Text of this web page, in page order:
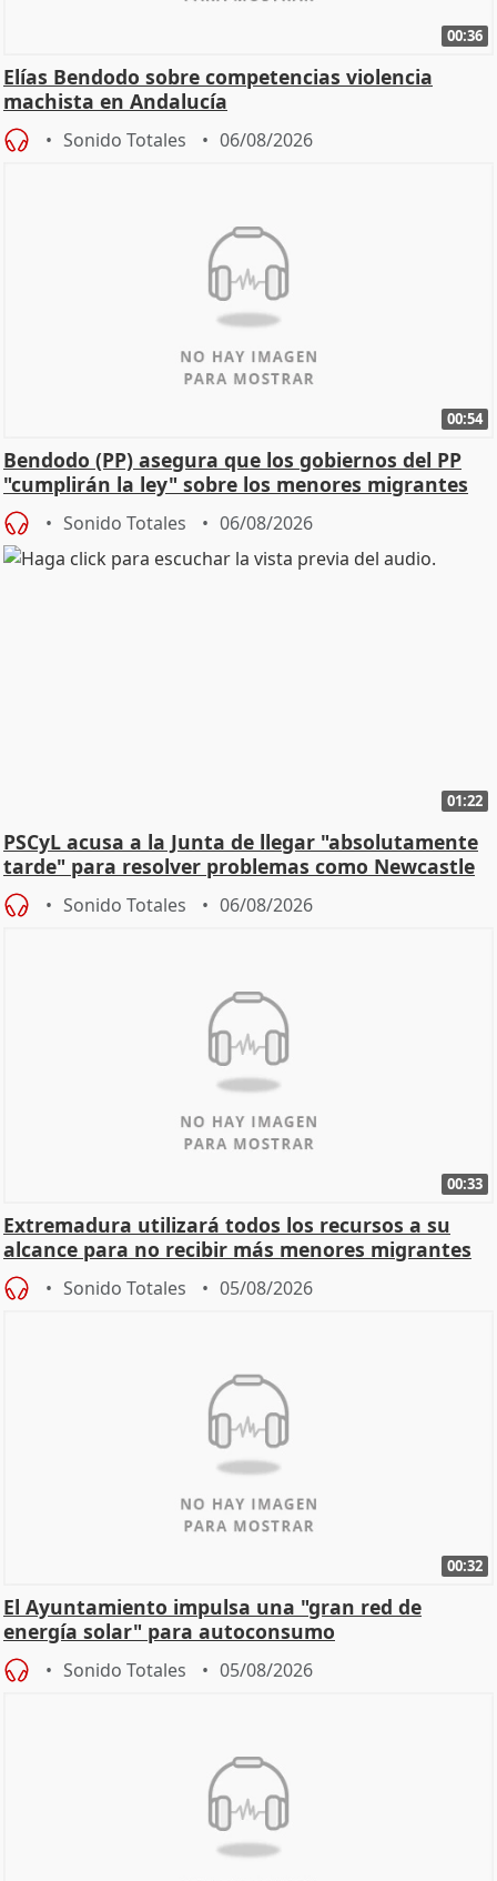
00:36
Elías Bendodo sobre competencias violencia
machista en Andalucía
Sonido Totales 06/08/2026
00:54
Bendodo (PP) asegura que los gobiernos del PP
"cumplirán la ley" sobre los menores migrantes
Sonido Totales 06/08/2026
01:22
PSCyL acusa a la Junta de llegar "absolutamente
tarde" para resolver problemas como Newcastle
Sonido Totales 06/08/2026
00:33
Extremadura utilizará todos los recursos a su
alcance para no recibir más menores migrantes
Sonido Totales 05/08/2026
00:32
El Ayuntamiento impulsa una "gran red de
energía solar" para autoconsumo
Sonido Totales 05/08/2026